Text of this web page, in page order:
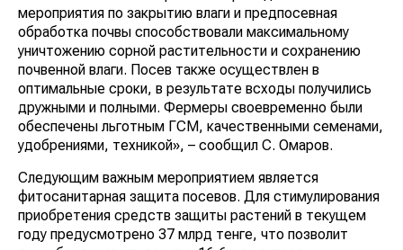
мероприятия по закрытию влаги и предпосевная
обработка почвы способствовали максимальному
уничтожению сорной растительности и сохранению
почвенной влаги. Посев также осуществлен в
оптимальные сроки, в результате всходы получились
дружными и полными. Фермеры своевременно были
обеспечены льготным ГСМ, качественными семенами,
удобрениями, техникой», – сообщил С. Омаров.
Следующим важным мероприятием является
фитосанитарная защита посевов. Для стимулирования
приобретения средств защиты растений в текущем
году предусмотрено 37 млрд тенге, что позволит